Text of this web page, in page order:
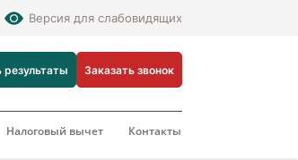
Версия для слабовидящих
результаты Заказать звонок
Налоговый вычет Контакты